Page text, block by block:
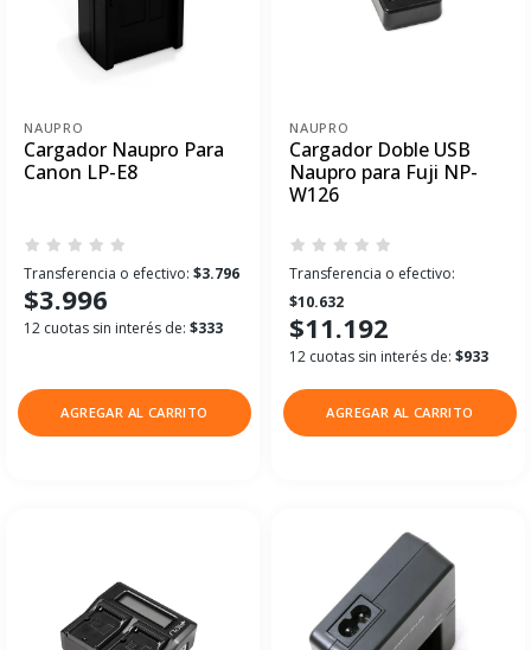
NAUPRO
Cargador Naupro Para
Canon LP-E8
Transferencia o efectivo: $3.796
$3.996
12 cuotas sin interés de: $333
AGREGAR AL CARRITO
NAUPRO
Cargador Doble USB
Naupro para Fuji NP-
W126
Transferencia o efectivo:
$10.632
$11.192
12 cuotas sin interés de: $933
AGREGAR AL CARRITO